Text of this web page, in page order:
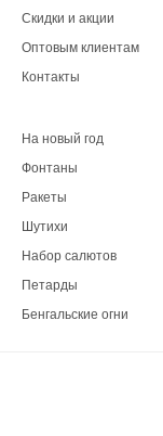
Скидки и акции
Оптовым клиентам
Контакты
На новый год
Фонтаны
Ракеты
Шутихи
Набор салютов
Петарды
Бенгальские огни